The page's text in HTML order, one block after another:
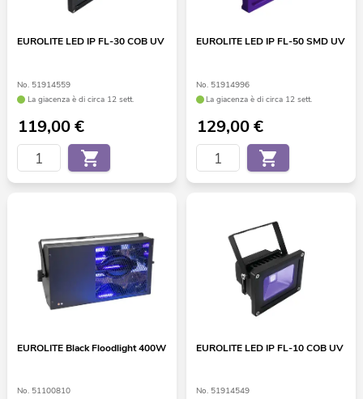
EUROLITE LED IP FL-30 COB UV
No. 51914559
La giacenza è di circa 12 sett.
119,00€
EUROLITE LED IP FL-50 SMD UV
No. 51914996
La giacenza è di circa 12 sett.
129,00€
EUROLITE Black Floodlight 400W
No. 51100810
EUROLITE LED IP FL-10 COB UV
No. 51914549